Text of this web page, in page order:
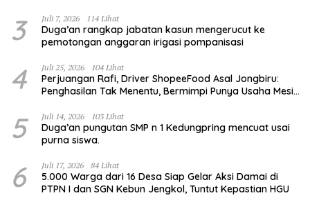
3 Juli 7, 2026 114 Lihat
Duga’an rangkap jabatan kasun mengerucut ke
pemotongan anggaran irigasi pompanisasi
4 Juli 25, 2026 104 Lihat
Perjuangan Rafi, Driver ShopeeFood Asal Jongbiru:
Penghasilan Tak Menentu, Bermimpi Punya Usaha Mesin
5 Juli 14, 2026 103 Lihat
Duga’an pungutan SMP n 1 Kedungpring mencuat usai
purna siswa.
6 Juli 17, 2026 84 Lihat
5.000 Warga dari 16 Desa Siap Gelar Aksi Damai di
PTPN I dan SGN Kebun Jengkol, Tuntut Kepastian HGU